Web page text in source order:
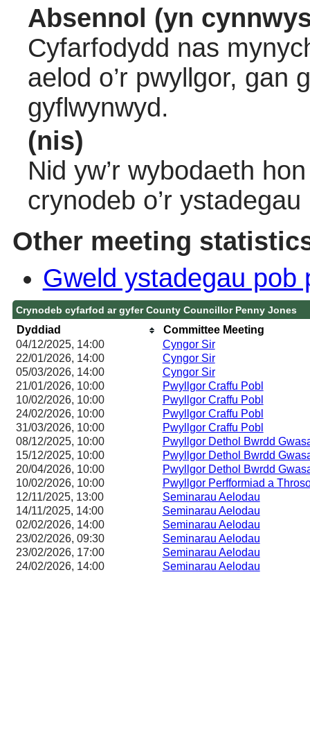
Absennol (yn
Cyfarfodydd nas
aelod o’r pwyllgor, gan
gyflwynwyd.
(nis)
Nid yw’r wybodaeth
crynodeb o’r
Other meeting
Gweld ystadegau pob
Crynodeb cyfarfod ar gyfer County Councillor Penny Jones
Dyddiad
Committee Meeting
04/12/2025, 14:00
Cyngor Sir
22/01/2026, 14:00 Cyngor Sir
05/03/2026, 14:00 Cyngor Sir
21/01/2026, 10:00 Pwyllgor Craffu Pobl
10/02/2026, 10:00 Pwyllgor Craffu Pobl
24/02/2026, 10:00 Pwyllgor Craffu Pobl
31/03/2026, 10:00 Pwyllgor Craffu Pobl
08/12/2025, 10:00
Pwyllgor Dethol Bwrdd
15/12/2025, 10:00
Pwyllgor Dethol Bwrdd
20/04/2026, 10:00
Pwyllgor Dethol Bwrdd
10/02/2026, 10:00
Pwyllgor Perfformiad a
12/11/2025, 13:00
Seminarau Aelodau
14/11/2025, 14:00 Seminarau Aelodau
02/02/2026, 14:00 Seminarau Aelodau
23/02/2026, 09:30 Seminarau Aelodau
23/02/2026, 17:00 Seminarau Aelodau
24/02/2026, 14:00 Seminarau Aelodau